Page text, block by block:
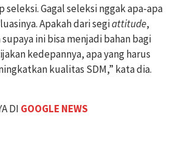
seleksi. Gagal seleksi nggak apa-apa
Apakah dari segiattitude,
ini bisa menjadi bahan bagi
kedepannya, apa yang harus
kualitas SDM,” kata dia.
DI GOOGLE NEWS